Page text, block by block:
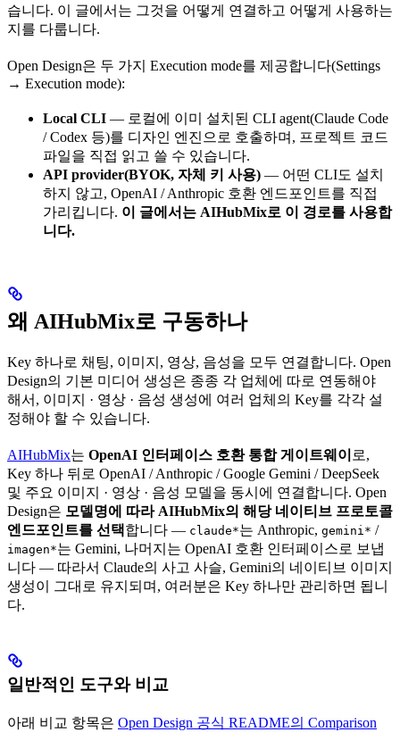
습니다. 이 글에서는 그것을 어떻게 연결하고 어떻게 사용하는
지를 다룹니다.
Open Design은 두 가지 Execution mode를 제공합니다(Settings
→ Execution mode):
Local CLI — 로컬에 이미 설치된 CLI agent(Claude Code
/ Codex 등)를 디자인 엔진으로 호출하며, 프로젝트 코드
파일을 직접 읽고 쓸 수 있습니다.
API provider(BYOK, 자체 키 사용) — 어떤 CLI도 설치
하지 않고, OpenAI / Anthropic 호환 엔드포인트를 직접
가리킵니다. 이 글에서는 AIHubMix로 이 경로를 사용합
니다.
왜 AIHubMix로 구동하나
Key 하나로 채팅, 이미지, 영상, 음성을 모두 연결합니다. Open
Design의 기본 미디어 생성은 종종 각 업체에 따로 연동해야
해서, 이미지 · 영상 · 음성 생성에 여러 업체의 Key를 각각 설
정해야 할 수 있습니다.
AIHubMix는 OpenAI 인터페이스 호환 통합 게이트웨이 로,
Key 하나 뒤로 OpenAI / Anthropic / Google Gemini / DeepSeek
및 주요 이미지 · 영상 · 음성 모델을 동시에 연결합니다. Open
Design은 모델명에 따라 AIHubMix의 해당 네이티브 프로토콜
엔드포인트를 선택합니다 — claude*는 Anthropic, gemini* /
imagen*는 Gemini, 나머지는 OpenAI 호환 인터페이스로 보냅
니다 — 따라서 Claude의 사고 사슬, Gemini의 네이티브 이미지
생성이 그대로 유지되며, 여러분은 Key 하나만 관리하면 됩니
다.
일반적인 도구와 비교
아래 비교 항목은 Open Design 공식 README의 Comparison